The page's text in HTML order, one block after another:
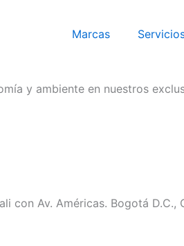
Marcas
y ambiente en nuestros
con Av. Américas. Bogotá D.C.,